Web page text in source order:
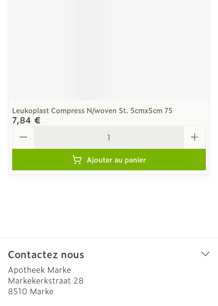
Leukoplast Compress N/woven St. 5cmx5cm 75
7,84 €
Ajouter au panier
Contactez nous
Apotheek Marke
Markekerkstraat 28
8510 Marke